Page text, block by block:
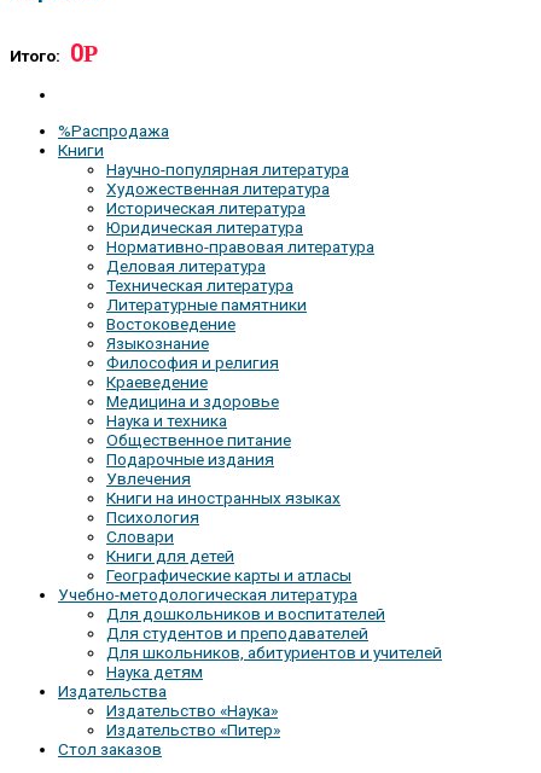
Итого: 0Р
%Распродажа
Книги
Научно-популярная литература
Художественная литература
Историческая литература
Юридическая литература
Нормативно-правовая литература
Деловая литература
Техническая литература
Литературные памятники
Востоковедение
Языкознание
Философия и религия
Краеведение
Медицина и здоровье
Наука и техника
Общественное питание
Подарочные издания
Увлечения
Книги на иностранных языках
Психология
Словари
Книги для детей
Географические карты и атласы
Учебно-методологическая литература
Для дошкольников и воспитателей
Для студентов и преподавателей
Для школьников, абитуриентов и учителей
Наука детям
Издательства
Издательство «Наука»
Издательство «Питер»
Стол заказов